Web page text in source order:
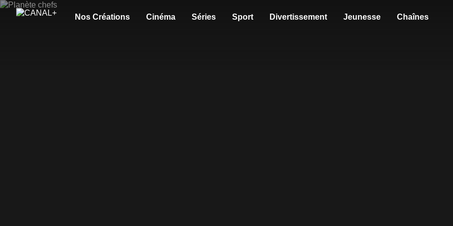
Nos Créations Cinéma Séries Sport Divertissement Jeunesse Chaînes